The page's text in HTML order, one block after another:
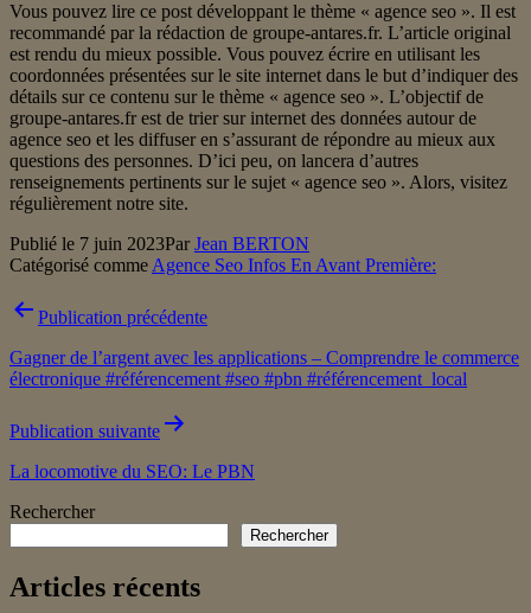
Vous pouvez lire ce post développant le thème « agence seo ». Il est
recommandé par la rédaction de groupe-antares.fr. L’article original
est rendu du mieux possible. Vous pouvez écrire en utilisant les
coordonnées présentées sur le site internet dans le but d’indiquer des
détails sur ce contenu sur le thème « agence seo ». L’objectif de
groupe-antares.fr est de trier sur internet des données autour de
agence seo et les diffuser en s’assurant de répondre au mieux aux
questions des personnes. D’ici peu, on lancera d’autres
renseignements pertinents sur le sujet « agence seo ». Alors, visitez
régulièrement notre site.
Publié le 7 juin 2023ParJean BERTON
Catégorisé comme Agence Seo Infos En Avant Première:
Navigation
l’article
Publication précédente
Gagner de l’argent avec les applications – Comprendre le commerce
électronique #référencement #seo #pbn #référencement_local
Publication suivante
La locomotive du SEO: Le PBN
Rechercher
Rechercher
Articles récents